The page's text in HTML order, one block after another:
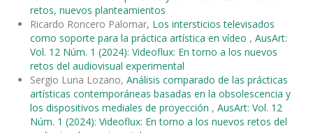
retos, nuevos planteamientos
Ricardo Roncero Palomar, Los intersticios televisados
como soporte para la práctica artística en vídeo , AusArt:
Vol. 12 Núm. 1 (2024): Videoflux: En torno a los nuevos
retos del audiovisual experimental
Sergio Luna Lozano, Análisis comparado de las prácticas
artísticas contemporáneas basadas en la obsolescencia y
los dispositivos mediales de proyección , AusArt: Vol. 12
Núm. 1 (2024): Videoflux: En torno a los nuevos retos del